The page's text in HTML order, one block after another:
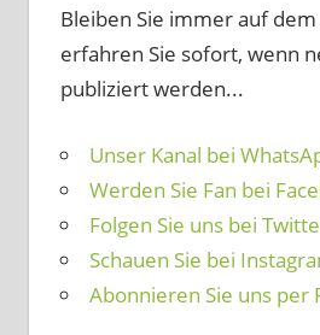
Bleiben Sie immer auf
erfahren Sie sofort, wenn
publiziert werden...
Unser Kanal bei
Werden Sie Fan bei
Folgen Sie uns bei
Schauen Sie bei
Abonnieren Sie uns per